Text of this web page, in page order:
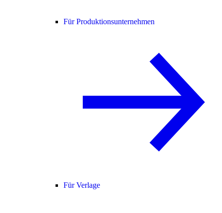
Für Produktionsunternehmen
Für Verlage